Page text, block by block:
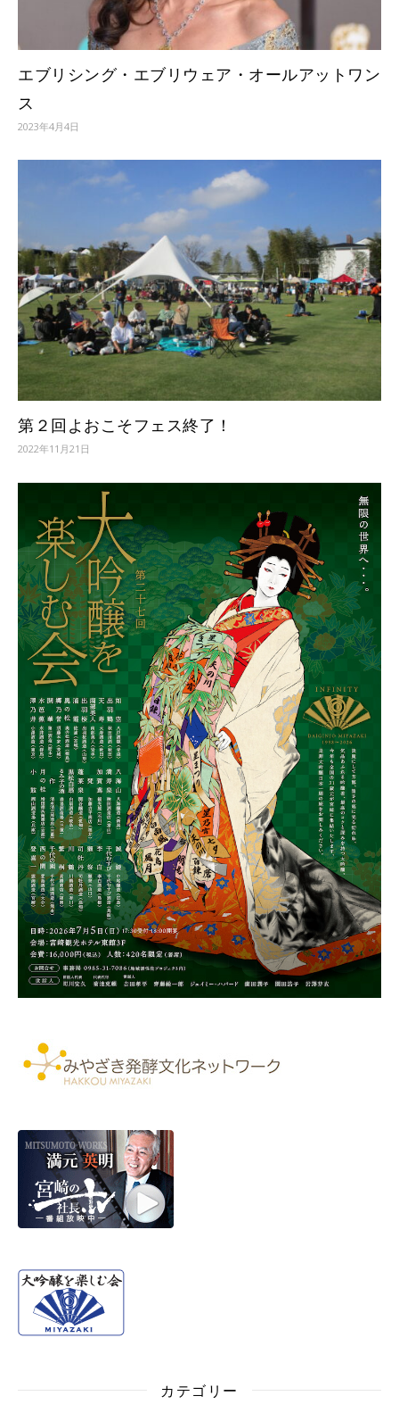
エブリシング・エブリウェア・オールアットワン
ス
2023年4月4日
第２回よおこそフェス終了！
2022年11月21日
カテゴリー